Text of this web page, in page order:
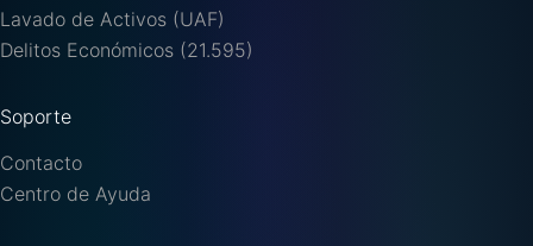
Lavado de Activos (UAF)
Delitos Económicos (21.595)
Soporte
Contacto
Centro de Ayuda